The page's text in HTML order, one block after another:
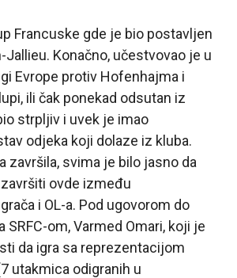
Francuske gde je bio postavljen
Jallieu. Konačno, učestvovao je u
Evrope protiv Hofenhajma i
ili čak ponekad odsutan iz
strpljiv i uvek je imao
odjeka koji dolaze iz kluba.
završila, svima je bilo jasno da
ovde između
i OL-a. Pod ugovorom do
SRFC-om, Varmed Omari, koji je
da igra sa reprezentacijom
utakmica odigranih u